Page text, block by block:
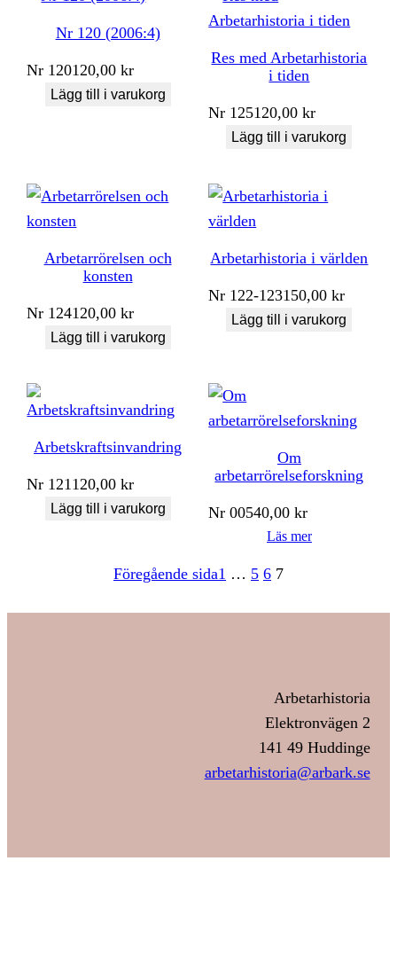
Nr 120 (2006:4)
Nr 120120,00kr
Lägg till i varukorg
Res med Arbetarhistoria
i tiden
Nr 125120,00kr
Lägg till i varukorg
Arbetarrörelsen och
konsten
Nr 124120,00kr
Lägg till i varukorg
Arbetarhistoria i världen
Nr 122-123150,00kr
Lägg till i varukorg
Arbetskraftsinvandring
Nr 121120,00kr
Lägg till i varukorg
Om
arbetarrörelseforskning
Nr 00540,00kr
Läs mer
Föregående sida1 … 5 6 7
Arbetarhistoria
Elektronvägen 2
141 49 Huddinge
arbetarhistoria@arbark.se